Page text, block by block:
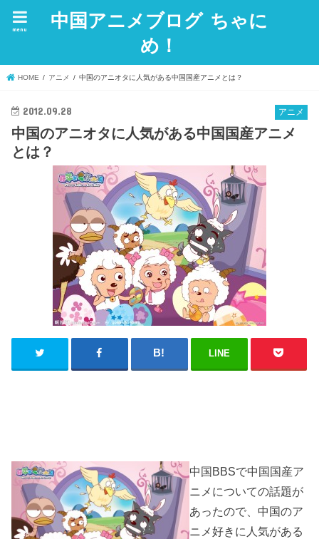
中国アニメブログ ちゃに
め！
menu
HOME アニメ 中国のアニオタに人気がある中国国産アニメとは？
アニメ
2012.09.28
中国のアニオタに人気がある中国国産アニメ
とは？
LINE
中国BBSで中国国産ア
ニメについての話題が
あったので、中国のア
ニメ好きに人気がある